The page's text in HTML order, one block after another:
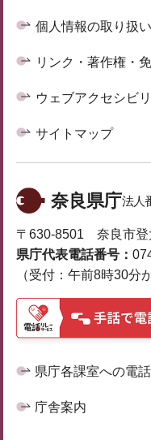
個人情報の取り扱
リンク・著作権・
ウェブアクセシビ
サイトマップ
奈良県庁法人
〒630-8501 奈良市登
県庁代表電話番号：
（受付：午前8時30分
県庁各課室への電
庁舎案内